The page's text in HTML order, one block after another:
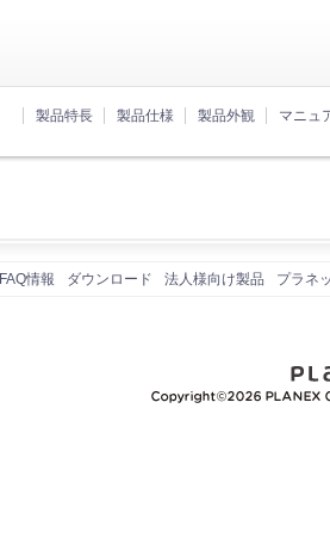
製品特長 製品仕様 製品外観 マニュ
FAQ情報 ダウンロード 法人様向け製品 プラネ